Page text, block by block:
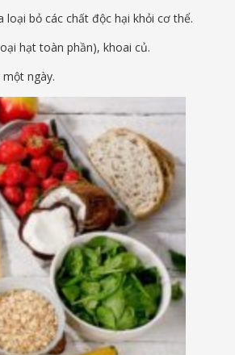
bỏ các chất độc hại khỏi cơ thể.
hạt toàn phần), khoai củ.
ngày.